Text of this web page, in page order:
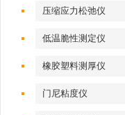
压缩应力松弛仪
低温脆性测定仪
橡胶塑料测厚仪
门尼粘度仪